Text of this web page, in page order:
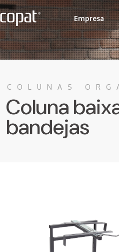
Empresa
COLUNAS
Coluna
bandejas